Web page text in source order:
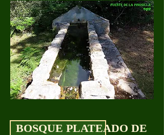
BOSQUE PLATEADO DE